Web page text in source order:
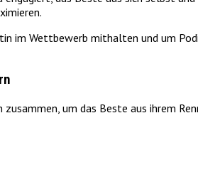
im Wettbewerb mithalten und um
um das Beste aus ihrem